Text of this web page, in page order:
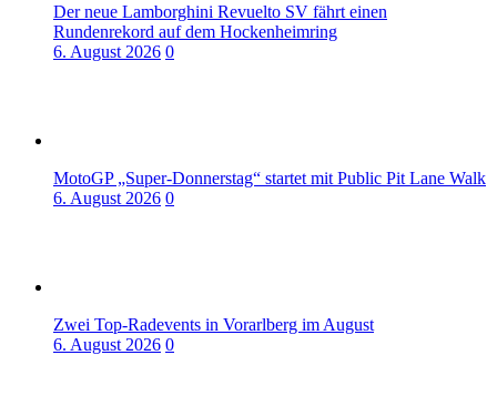
Der neue Lamborghini Revuelto SV fährt einen
Rundenrekord auf dem Hockenheimring
6. August 2026 0
MotoGP „Super-Donnerstag“ startet mit Public Pit Lane Walk
6. August 2026 0
Zwei Top-Radevents in Vorarlberg im August
6. August 2026 0